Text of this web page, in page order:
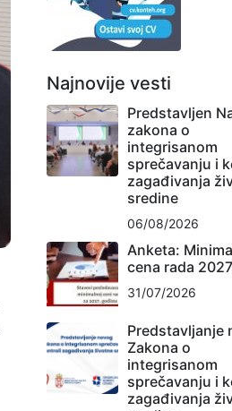
Najnovije vesti
Predstavljen
zakona o
integrisanom
sprečavanju i
zagađivanja
sredine
06/08/2026
Anketa:
cena rada 2027
31/07/2026
Predstavljanje
Zakona o
integrisanom
sprečavanju i
zagađivanja